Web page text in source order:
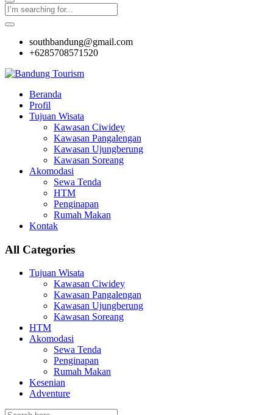
southbandung@gmail.com
+6285708571520
Beranda
Profil
Tujuan Wisata
Kawasan Ciwidey
Kawasan Pangalengan
Kawasan Ujungberung
Kawasan Soreang
Akomodasi
Sewa Tenda
HTM
Penginapan
Rumah Makan
Kontak
All Categories
Tujuan Wisata
Kawasan Ciwidey
Kawasan Pangalengan
Kawasan Ujungberung
Kawasan Soreang
HTM
Akomodasi
Sewa Tenda
Penginapan
Rumah Makan
Kesenian
Adventure